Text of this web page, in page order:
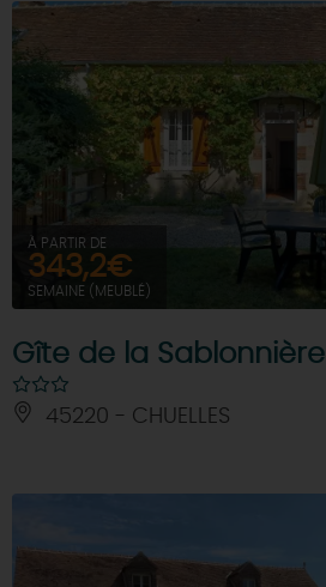
À PARTIR DE
343,2€
SEMAINE (MEUBLÉ)
Gîte de la Sablonnière
45220 - CHUELLES